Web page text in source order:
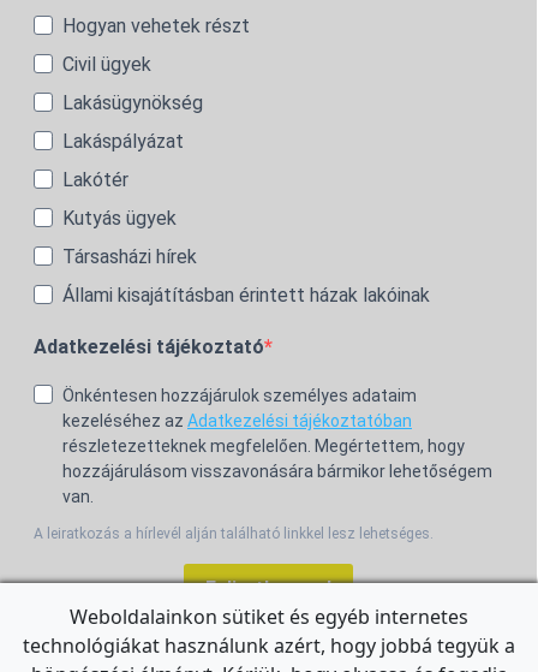
Hogyan vehetek részt
Civil ügyek
Lakásügynökség
Lakáspályázat
Lakótér
Kutyás ügyek
Társasházi hírek
Állami kisajátításban érintett házak lakóinak
Adatkezelési tájékoztató
Önkéntesen hozzájárulok személyes adataim
kezeléséhez az Adatkezelési tájékoztatóban
részletezetteknek megfelelően. Megértettem, hogy
hozzájárulásom visszavonására bármikor lehetőségem
van.
A leiratkozás a hírlevél alján található linkkel lesz lehetséges.
Feliratkozom!
Weboldalainkon sütiket és egyéb internetes
technológiákat használunk azért, hogy jobbá tegyük a